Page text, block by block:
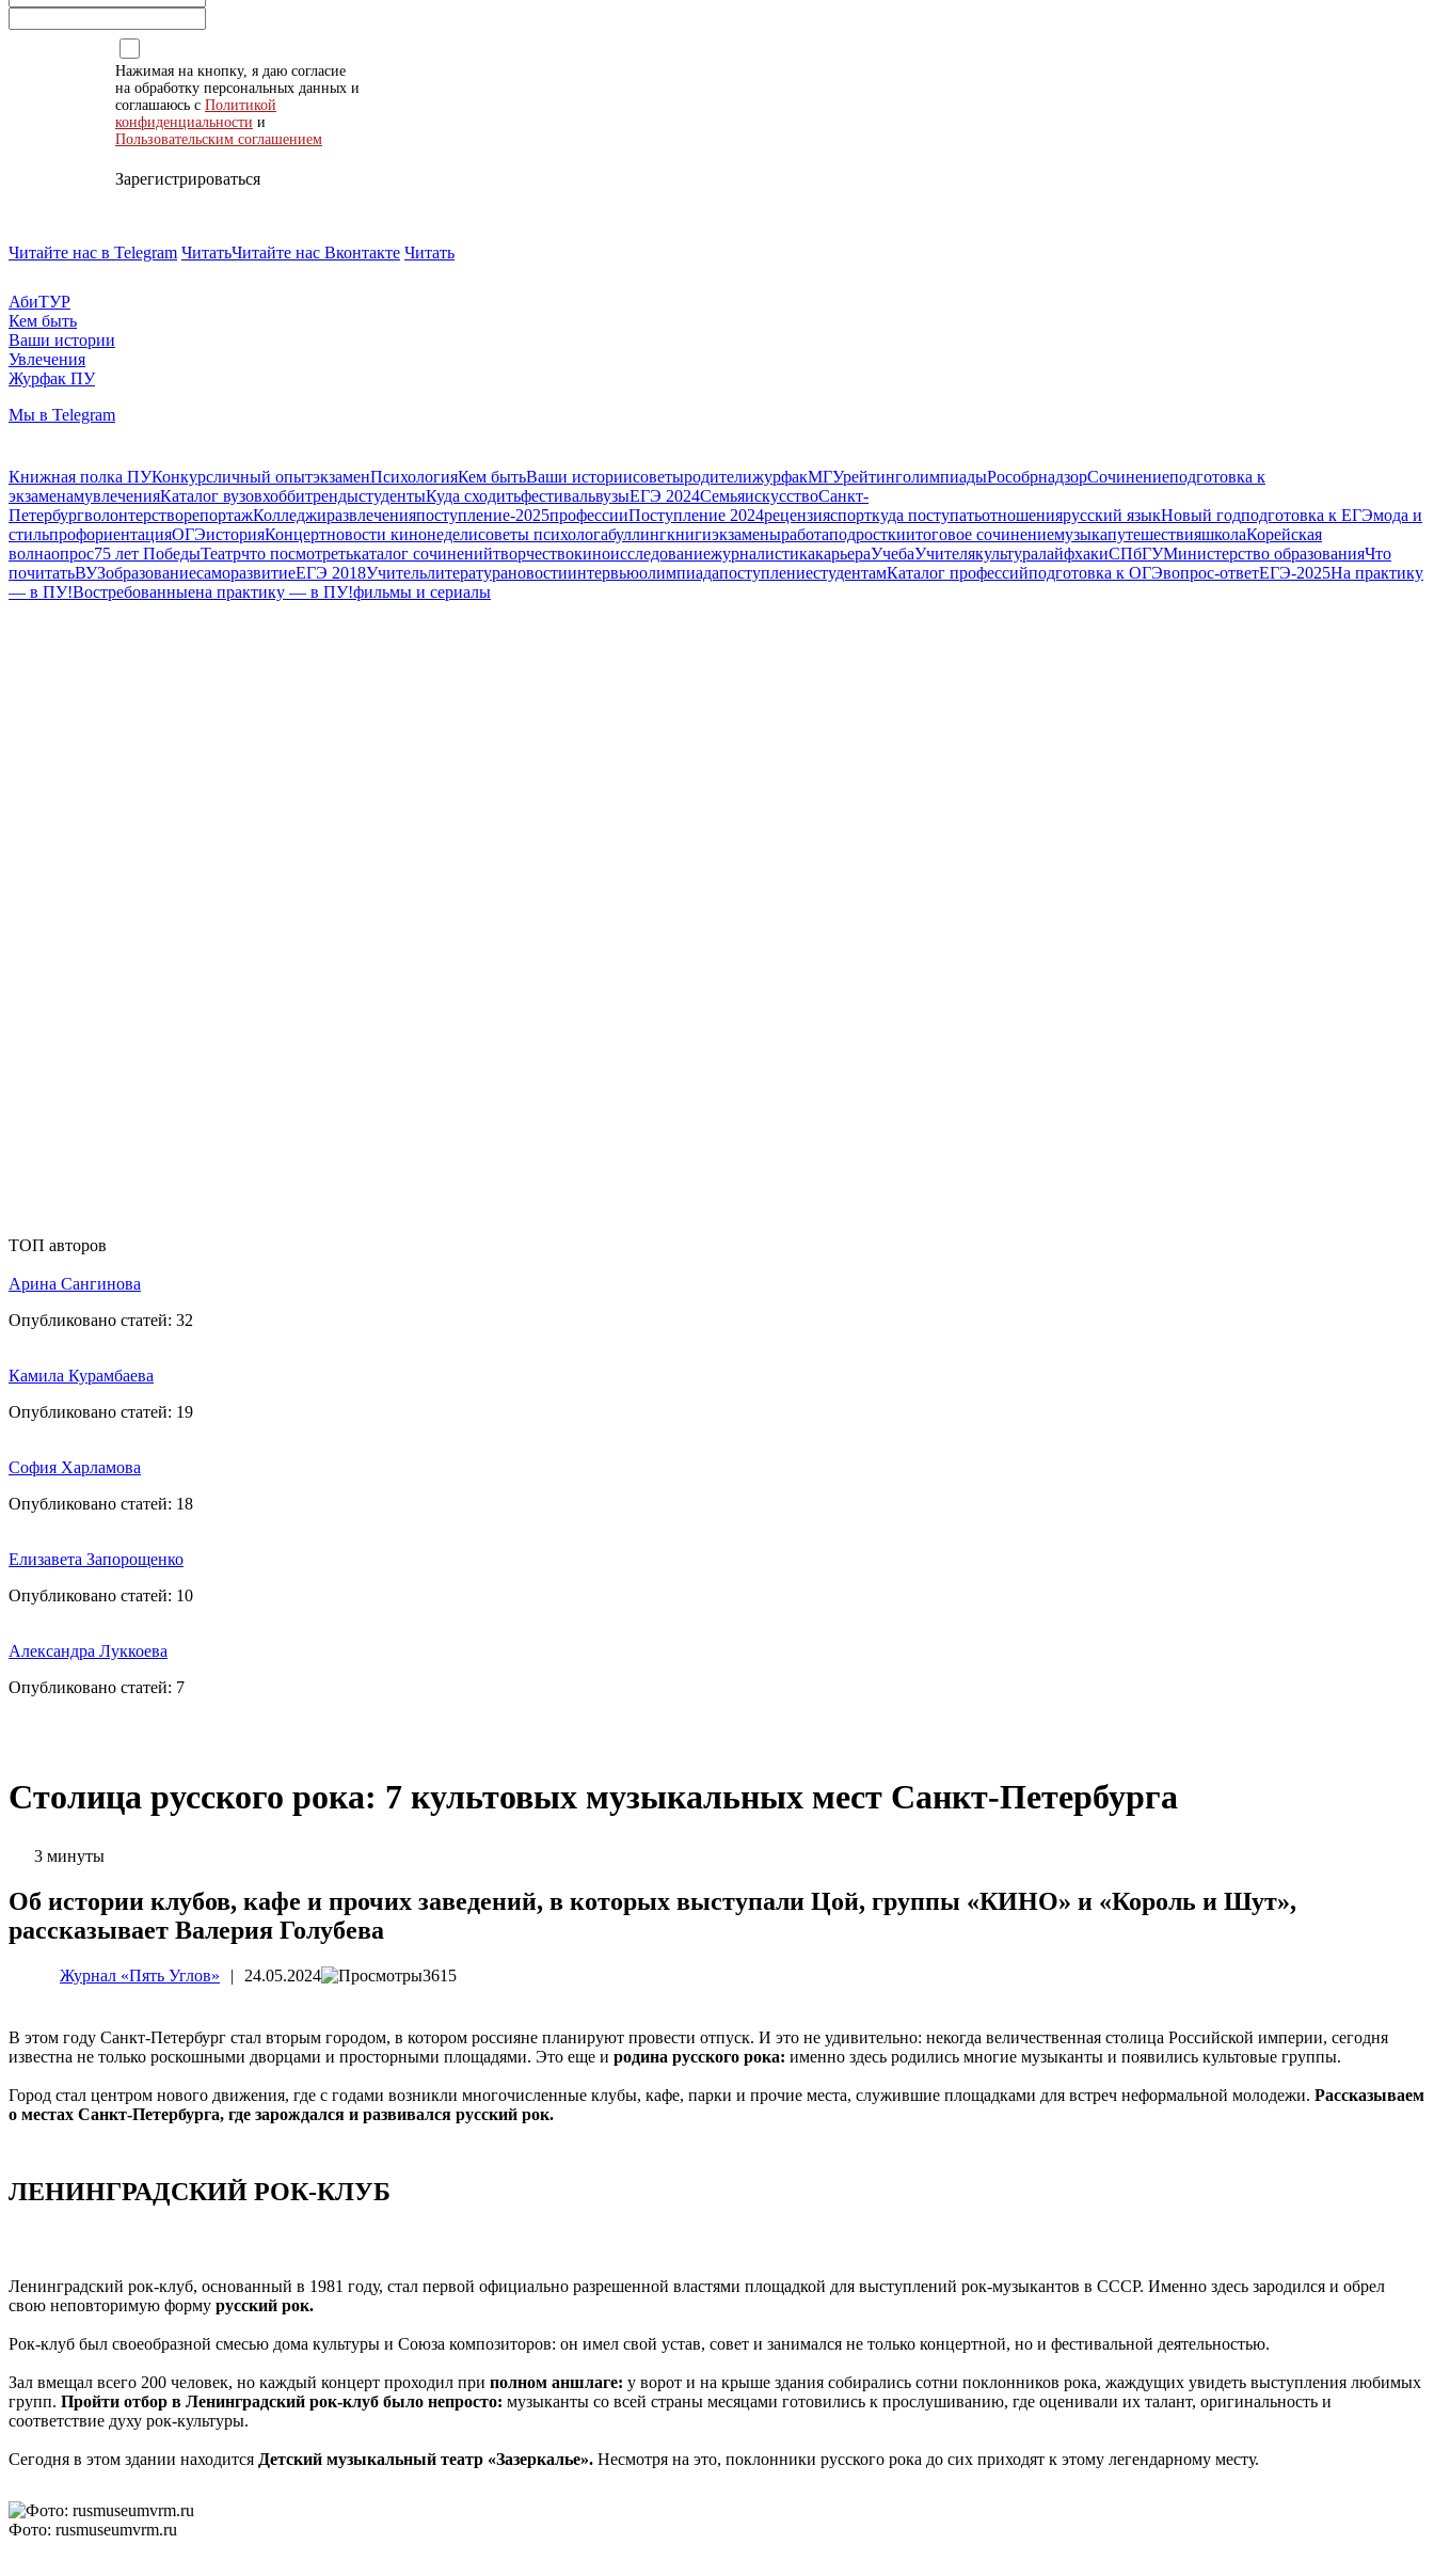
Нажимая на кнопку, я даю согласие
на обработку персональных данных и
соглашаюсь с Политикой
конфиденциальности и
Пользовательским соглашением
Зарегистрироваться
Читайте нас в Telegram ЧитатьЧитайте нас Вконтакте Читать
АбиТУР
Кем быть
Ваши истории
Увлечения
Журфак ПУ
Мы в Telegram
Книжная полка ПУКонкурсличный опытэкзаменПсихологияКем бытьВаши историисоветыродителижурфакМГУрейтинголимпиадыРособрнадзорСочинениеподготовка к
экзаменамувлеченияКаталог вузовхоббитрендыстудентыКуда сходитьфестивальвузыЕГЭ 2024СемьяискусствоСанкт-
ПетербургволонтерстворепортажКолледжиразвлеченияпоступление-2025профессииПоступление 2024рецензияспорткуда поступатьотношениярусский языкНовый годподготовка к ЕГЭмода и
стильпрофориентацияОГЭисторияКонцертновости кинонеделисоветы психологабуллингкнигиэкзаменыработаподросткиитоговое сочинениемузыкапутешествияшколаКорейская
волнаопрос75 лет ПобедыТеатрчто посмотретькаталог сочиненийтворчествокиноисследованиежурналистикакарьераУчебаУчителякультуралайфхакиСПбГУМинистерство образованияЧто
почитатьВУЗобразованиесаморазвитиеЕГЭ 2018УчительлитературановостиинтервьюолимпиадапоступлениестудентамКаталог профессийподготовка к ОГЭвопрос-ответЕГЭ-2025На практику
— в ПУ!Востребованныена практику — в ПУ!фильмы и сериалы
ТОП авторов
Арина Сангинова
Опубликовано статей: 32
Камила Курамбаева
Опубликовано статей: 19
София Харламова
Опубликовано статей: 18
Елизавета Запорощенко
Опубликовано статей: 10
Александра Луккоева
Опубликовано статей: 7
Столица русского рока: 7 культовых музыкальных мест Санкт-Петербурга
3 минуты
Об истории клубов, кафе и прочих заведений, в которых выступали Цой, группы «КИНО» и «Король и Шут»,
рассказывает Валерия Голубева
Журнал «Пять Углов» | 24.05.2024 3615
В этом году Санкт-Петербург стал вторым городом, в котором россияне планируют провести отпуск. И это не удивительно: некогда величественная столица Российской империи, сегодня
известна не только роскошными дворцами и просторными площадями. Это еще и родина русского рока: именно здесь родились многие музыканты и появились культовые группы.
Город стал центром нового движения, где с годами возникли многочисленные клубы, кафе, парки и прочие места, служившие площадками для встреч неформальной молодежи. Рассказываем
о местах Санкт-Петербурга, где зарождался и развивался русский рок.
ЛЕНИНГРАДСКИЙ РОК-КЛУБ
Ленинградский рок-клуб, основанный в 1981 году, стал первой официально разрешенной властями площадкой для выступлений рок-музыкантов в СССР. Именно здесь зародился и обрел
свою неповторимую форму русский рок.
Рок-клуб был своеобразной смесью дома культуры и Союза композиторов: он имел свой устав, совет и занимался не только концертной, но и фестивальной деятельностью.
Зал вмещал всего 200 человек, но каждый концерт проходил при полном аншлаге: у ворот и на крыше здания собирались сотни поклонников рока, жаждущих увидеть выступления любимых
групп. Пройти отбор в Ленинградский рок-клуб было непросто: музыканты со всей страны месяцами готовились к прослушиванию, где оценивали их талант, оригинальность и
соответствие духу рок-культуры.
Сегодня в этом здании находится Детский музыкальный театр «Зазеркалье». Несмотря на это, поклонники русского рока до сих приходят к этому легендарному месту.
Фото: rusmuseumvrm.ru